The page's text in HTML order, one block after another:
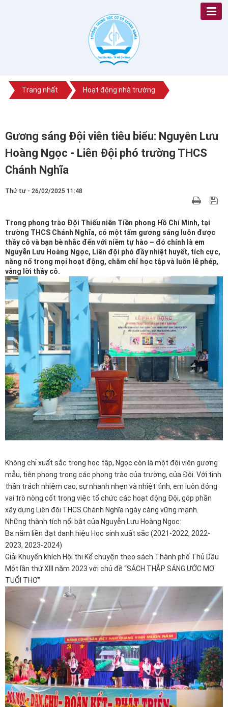
Trang nhất Hoạt động nhà trường
Gương sáng Đội viên tiêu biểu: Nguyễn Lưu
Hoàng Ngọc - Liên Đội phó trường THCS
Chánh Nghĩa
Thứ tư - 26/02/2025 11:48
Trong phong trào Đội Thiếu niên Tiền phong Hồ Chí Minh, tại
trường THCS Chánh Nghĩa, có một tấm gương sáng luôn được
thầy cô và bạn bè nhắc đến với niềm tự hào – đó chính là em
Nguyễn Lưu Hoàng Ngọc, Liên đội phó đầy nhiệt huyết, tích cực,
năng nổ trong mọi hoạt động, chăm chỉ học tập và luôn lễ phép,
vâng lời thầy cô.
Không chỉ xuất sắc trong học tập, Ngọc còn là một đội viên gương
mẫu, tiên phong trong các phong trào của trường, của Đội. Với tinh
thần trách nhiệm cao, sự nhanh nhẹn và nhiệt tình, em luôn đóng
vai trò nòng cốt trong việc tổ chức các hoạt động Đội, góp phần
xây dựng Liên đội THCS Chánh Nghĩa ngày càng vững mạnh.
Những thành tích nổi bật của Nguyễn Lưu Hoàng Ngọc:
Ba năm liền đạt danh hiệu Học sinh xuất sắc (2021-2022, 2022-
2023, 2023-2024)
Giải Khuyến khích Hội thi Kể chuyện theo sách Thành phố Thủ Dầu
Một lần thứ XIII năm 2023 với chủ đề “SÁCH THẮP SÁNG ƯỚC MƠ
TUỔI THƠ”